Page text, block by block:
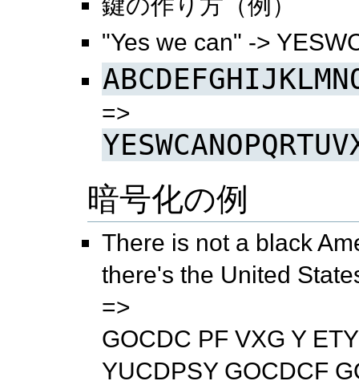
"Yes we can" ->
=>
暗号化の例
There is not a black
there's the United
=>
GOCDC PF VXG Y
YUCDPSY GOCDCF